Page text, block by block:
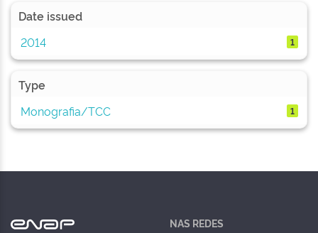
Date issued
2014
1
Type
Monografia/TCC
1
NAS REDES